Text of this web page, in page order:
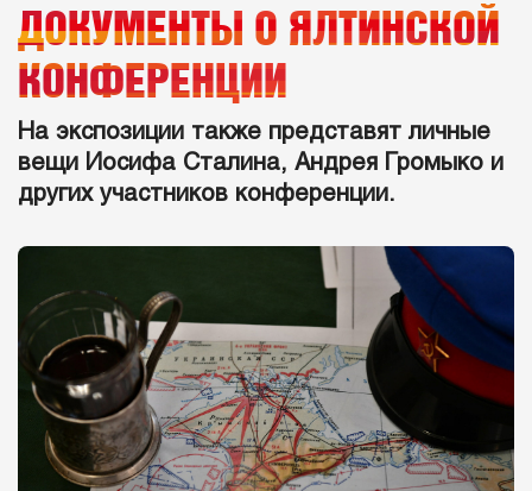
ДОКУМЕНТЫ О ЯЛТИНСКОЙ
КОНФЕРЕНЦИИ
На экспозиции также представят личные
вещи Иосифа Сталина, Андрея Громыко и
других участников конференции.